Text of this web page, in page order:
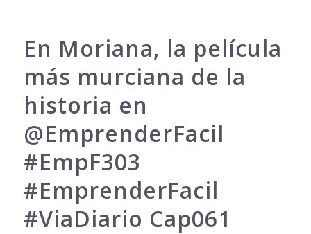
En Moriana, la película
más murciana de la
historia en
@EmprenderFacil
#EmpF303
#EmprenderFacil
#ViaDiario Cap061